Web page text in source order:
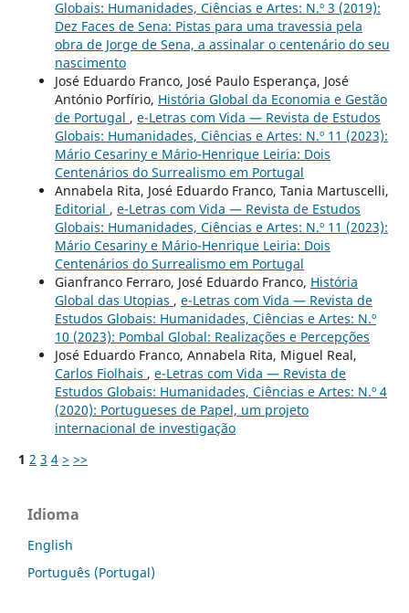
Globais: Humanidades, Ciências e Artes: N.º 3 (2019):
Dez Faces de Sena: Pistas para uma travessia pela
obra de Jorge de Sena, a assinalar o centenário do seu
nascimento
José Eduardo Franco, José Paulo Esperança, José
António Porfírio, História Global da Economia e Gestão
de Portugal , e-Letras com Vida — Revista de Estudos
Globais: Humanidades, Ciências e Artes: N.º 11 (2023):
Mário Cesariny e Mário-Henrique Leiria: Dois
Centenários do Surrealismo em Portugal
Annabela Rita, José Eduardo Franco, Tania Martuscelli,
Editorial , e-Letras com Vida — Revista de Estudos
Globais: Humanidades, Ciências e Artes: N.º 11 (2023):
Mário Cesariny e Mário-Henrique Leiria: Dois
Centenários do Surrealismo em Portugal
Gianfranco Ferraro, José Eduardo Franco, História
Global das Utopias , e-Letras com Vida — Revista de
Estudos Globais: Humanidades, Ciências e Artes: N.º
10 (2023): Pombal Global: Realizações e Percepções
José Eduardo Franco, Annabela Rita, Miguel Real,
Carlos Fiolhais , e-Letras com Vida — Revista de
Estudos Globais: Humanidades, Ciências e Artes: N.º 4
(2020): Portugueses de Papel, um projeto
internacional de investigação
1 2 3 4 > >>
Idioma
English
Português (Portugal)